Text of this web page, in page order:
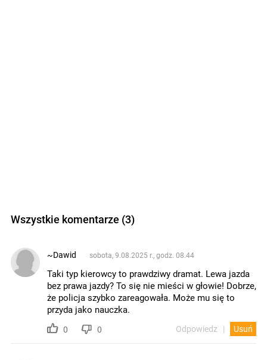
Wszystkie komentarze (3)
~Dawid sobota, 9.08.2025 r., godz. 08.44
Taki typ kierowcy to prawdziwy dramat. Lewa jazda
bez prawa jazdy? To się nie mieści w głowie! Dobrze,
że policja szybko zareagowała. Może mu się to
przyda jako nauczka.
0 0 Odpowiedz Usuń